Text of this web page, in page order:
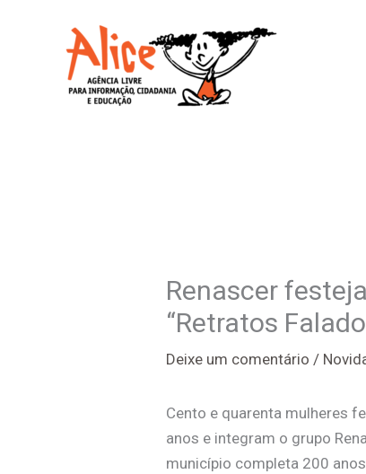
Renascer
“Retratos
Deixe um comentário /
Cento e quarenta mulheres
anos e integram o grupo
município completa 200